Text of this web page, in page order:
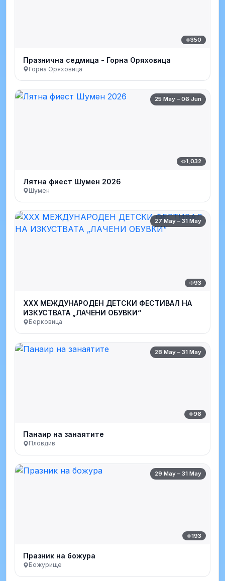
350
Празнична седмица - Горна Оряховица
Горна Оряховица
25 May – 06 Jun
1,032
Лятна фиест Шумен 2026
Шумен
27 May – 31 May
93
XXX МЕЖДУНАРОДЕН ДЕТСКИ ФЕСТИВАЛ НА
ИЗКУСТВАТА „ЛАЧЕНИ ОБУВКИ“
Берковица
28 May – 31 May
96
Панаир на занаятите
Пловдив
29 May – 31 May
193
Празник на божура
Божурище